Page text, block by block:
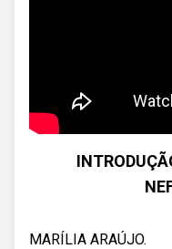
MARÍLIA ARAÚJO.